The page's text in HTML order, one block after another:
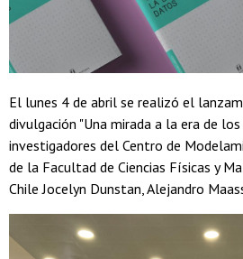
El lunes 4 de abril se realizó el
divulgación "Una mirada a la era de
investigadores del Centro de
de la Facultad de Ciencias Físicas y
Chile Jocelyn Dunstan, Alejandro